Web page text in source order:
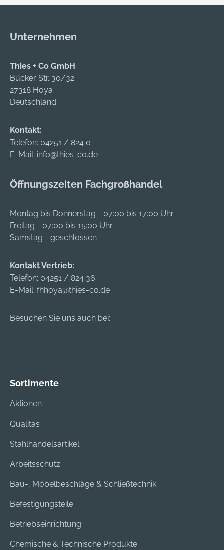
2000 CE
Unternehmen
Thies + Co GmbH
Bücker Str. 30/32
27318 Hoya
Deutschland
Kontakt:
Telefon: 04251 / 824 0
E-Mail: info@thies-co.de
Öffnungszeiten Fachgroßhandel
Montag bis Donnerstag - 07:00 bis 17:00 Uhr
Freitag - 07:00 bis 15:00 Uhr
Samstag - geschlossen
Kontakt Vertrieb:
Telefon: 04251 / 824 36
E-Mail: fhhoya@thies-co.de
Besuchen Sie uns auch bei:
Sortimente
Aktionen
Qualitas
Stahlhandelsartikel
Arbeitsschutz
Bau-, Möbelbeschläge & Schließtechnik
Befestigungsteile
Betriebseinrichtung
Chemische & Technische Produkte